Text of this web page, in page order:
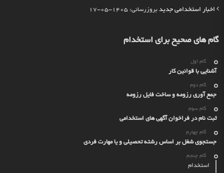
اخبار استخدامی جدید بروزرسانی: 1405-05-17
گام های صحیح برای استخدام
گام اول
آشنایی با قوانین کار
گام دوم
جمع آوری رزومه و ساخت فایل رزومه
گام سوم
ثبت نام در فراخوان آگهی های استخدامی
گام چهارم
جستجوی شغل بر اساس رشته تحصیلی و یا مهارت فردی
گام چنجم
استخدام